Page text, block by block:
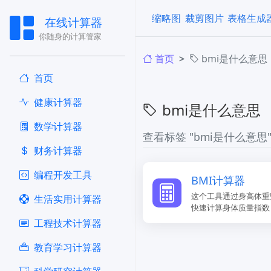
在线计算器
你随身的计算管家
首页
健康计算器
​数学计算器
财务计算器
编程开发工具
生活实用计算器
工程技术计算器
教育学习计算器
缩略图 裁剪图片 表格生成
首页 bmi是什么意思
bmi是什么意思
查看标签 "bmi是什么意思
​BMI计算器
这个工具通过身高体
快速计算身体质量指数